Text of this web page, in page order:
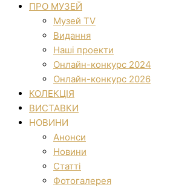
ПРО МУЗЕЙ
Музей TV
Видання
Наші проекти
Онлайн-конкурс 2024
Онлайн-конкурс 2026
КОЛЕКЦІЯ
ВИСТАВКИ
НОВИНИ
Анонси
Новини
Статті
Фотогалерея